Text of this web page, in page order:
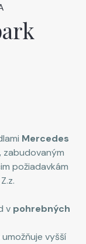
Mercedes
, zabudovaným
požiadavkám
v pohrebných
vyšší